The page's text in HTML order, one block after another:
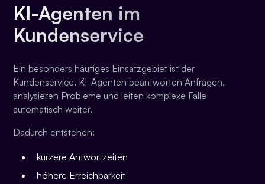
KI-Agenten im
Kundenservice
Ein besonders häufiges Einsatzgebiet ist der
Kundenservice. KI-Agenten beantworten Anfragen,
analysieren Probleme und leiten komplexe Fälle
automatisch weiter.
Dadurch entstehen:
kürzere Antwortzeiten
höhere Erreichbarkeit